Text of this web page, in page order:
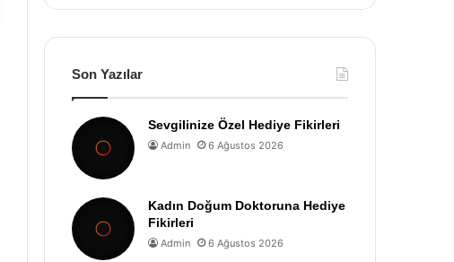
Son Yazılar
Sevgilinize Özel Hediye Fikirleri
Admin 6 Ağustos 2026
Kadın Doğum Doktoruna Hediye
Fikirleri
Admin 6 Ağustos 2026